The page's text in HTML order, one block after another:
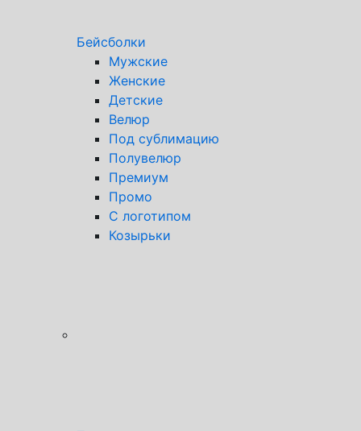
Бейсболки
Мужские
Женские
Детские
Велюр
Под сублимацию
Полувелюр
Премиум
Промо
С логотипом
Козырьки